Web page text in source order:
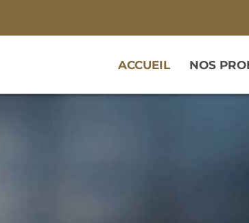
ACCUEIL NOS